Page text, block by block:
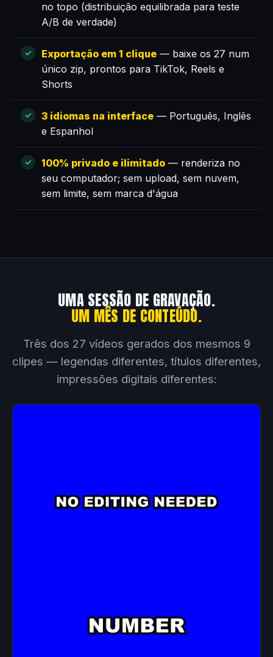
no topo (distribuição equilibrada para teste
A/B de verdade)
Exportação em 1 clique — baixe os 27 num
único zip, prontos para TikTok, Reels e
Shorts
3 idiomas na interface — Português, Inglês
e Espanhol
100% privado e ilimitado — renderiza no
seu computador; sem upload, sem nuvem,
sem limite, sem marca d'água
UMA SESSÃO DE GRAVAÇÃO.
UM MÊS DE CONTEÚDO.
Três dos 27 vídeos gerados dos mesmos 9
clipes — legendas diferentes, títulos diferentes,
impressões digitais diferentes: